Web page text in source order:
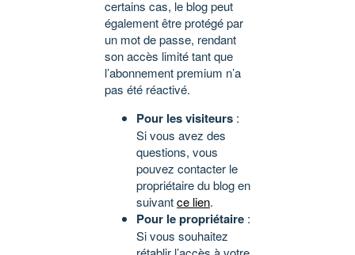
certains cas, le blog peut
également être protégé par
un mot de passe, rendant
son accès limité tant que
l’abonnement premium n’a
pas été réactivé.
Pour les visiteurs :
Si vous avez des
questions, vous
pouvez contacter le
propriétaire du blog en
suivantce lien.
Pour le propriétaire :
Si vous souhaitez